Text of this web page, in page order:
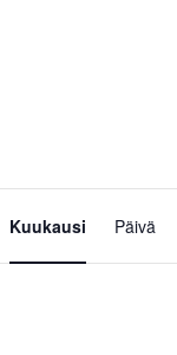
Views
Navigation
Kuukausi Päivä